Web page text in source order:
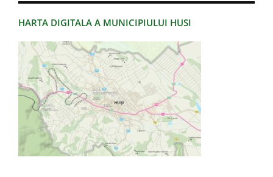
HARTA DIGITALA A MUNICIPIULUI HUSI